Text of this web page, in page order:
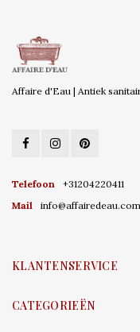
Affaire d'Eau | Antiek
Telefoon
+31204220411
Mail
info@affairedeau.com
KLANTENSERVICE
CATEGORIEËN